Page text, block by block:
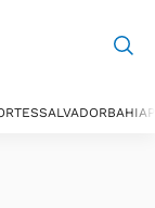
SALVADORBAHIA